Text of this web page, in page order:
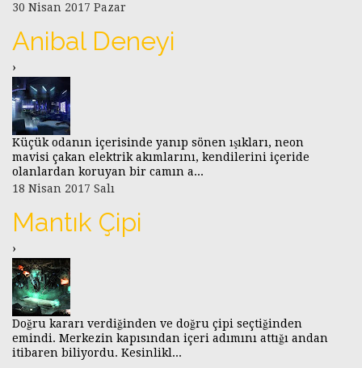
30 Nisan 2017 Pazar
Anibal Deneyi
›
Küçük odanın içerisinde yanıp sönen ışıkları, neon
mavisi çakan elektrik akımlarını, kendilerini içeride
olanlardan koruyan bir camın a...
18 Nisan 2017 Salı
Mantık Çipi
›
Doğru kararı verdiğinden ve doğru çipi seçtiğinden
emindi. Merkezin kapısından içeri adımını attığı andan
itibaren biliyordu. Kesinlikl...